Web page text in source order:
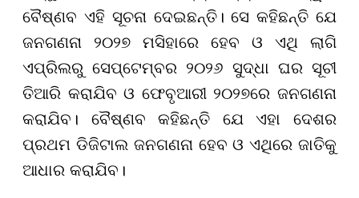
ବୈଷ୍ଣବ ଏହି ସୂଚନା ଦେଇଛନ୍ତି। ସେ କହିଛନ୍ତି ଯେ
ଜନଗଣନା ୨୦୨୭ ମସିହାରେ ହେବ ଓ ଏଥି ଲାଗି
ଏପ୍ରିଲରୁ ସେପ୍ଟେମ୍ବର ୨୦୨୬ ସୁଦ୍ଧା ଘର ସୂଚୀ
ତିଆରି କରାଯିବ ଓ ଫେବୃଆରୀ ୨୦୨୭ରେ ଜନଗଣନା
କରାଯିବ। ବୈଷ୍ଣବ କହିଛନ୍ତି ଯେ ଏହା ଦେଶର
ପ୍ରଥମ ଡିଜିଟାଲ ଜନଗଣନା ହେବ ଓ ଏଥିରେ ଜାତିକୁ
ଆଧାର କରାଯିବ।